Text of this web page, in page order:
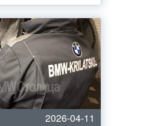
2026-04-11